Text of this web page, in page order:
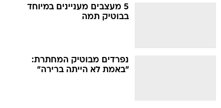
5 מעצבים מעניינים במיוחד
בבוטיק תמה
נפרדים מבוטיק המחתרת:
"באמת לא הייתה ברירה"